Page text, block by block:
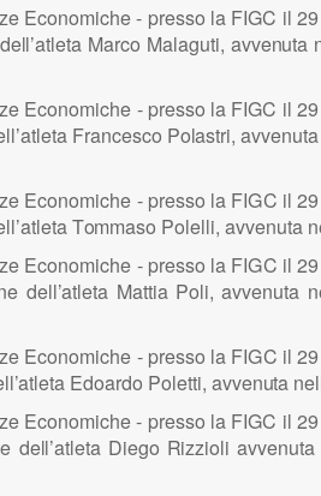
ze Economiche - presso la FIGC il
ell’atleta Marco Malaguti, avvenuta
ze Economiche - presso la FIGC il
ll’atleta Francesco Polastri, avvenu
ze Economiche - presso la FIGC il
ll’atleta Tommaso Polelli, avvenuta n
ze Economiche - presso la FIGC il
e dell’atleta Mattia Poli, avvenuta n
ze Economiche - presso la FIGC il
ll’atleta Edoardo Poletti, avvenuta ne
ze Economiche - presso la FIGC il
e dell’atleta Diego Rizzioli avvenu